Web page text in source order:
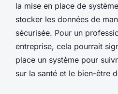
la mise en place de
stocker les données de
sécurisée. Pour un
entreprise, cela pourrait
place un système pour
sur la santé et le bien-être